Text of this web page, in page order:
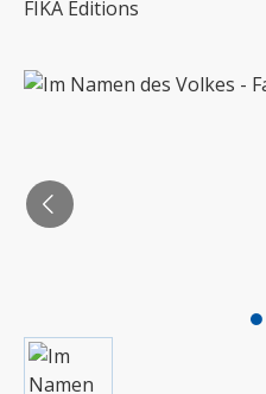
FIKA Editions
Bildergalerie überspringen